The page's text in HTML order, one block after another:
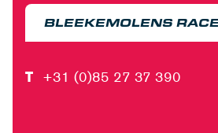
BLEEKEMOLENS
T +31 (0)85 27 37 390